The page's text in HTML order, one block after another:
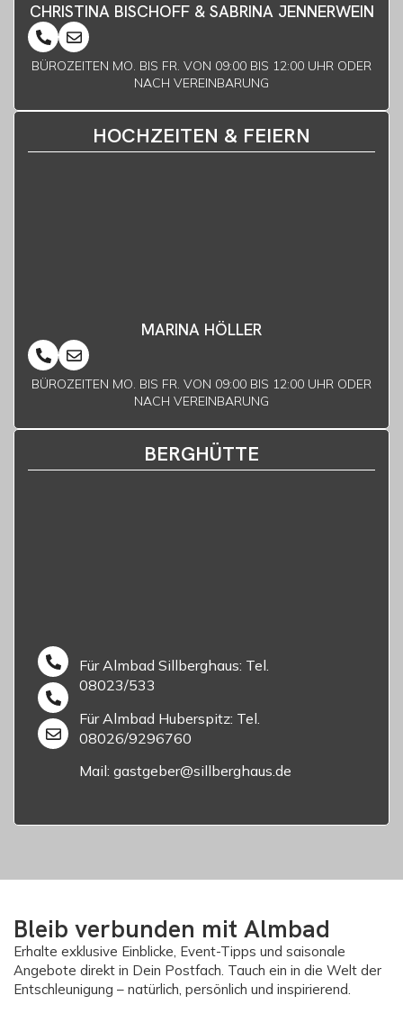
CHRISTINA BISCHOFF & SABRINA JENNERWEIN
BÜROZEITEN MO. BIS FR. VON 09:00 BIS 12:00 UHR ODER
NACH VEREINBARUNG
HOCHZEITEN & FEIERN
MARINA HÖLLER
BÜROZEITEN MO. BIS FR. VON 09:00 BIS 12:00 UHR ODER
NACH VEREINBARUNG
BERGHÜTTE
Für Almbad Sillberghaus: Tel.
08023/533
Für Almbad Huberspitz: Tel.
08026/9296760
Mail: gastgeber@sillberghaus.de
Bleib verbunden mit Almbad
Erhalte exklusive Einblicke, Event-Tipps und saisonale
Angebote direkt in Dein Postfach. Tauch ein in die Welt der
Entschleunigung – natürlich, persönlich und inspirierend.